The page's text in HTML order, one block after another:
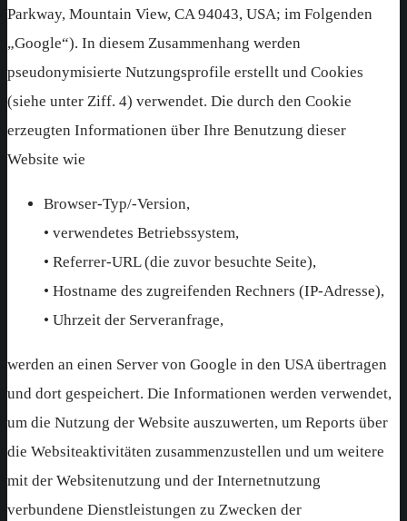
Parkway, Mountain View, CA 94043, USA; im Folgenden
„Google“). In diesem Zusammenhang werden
pseudonymisierte Nutzungsprofile erstellt und Cookies
(siehe unter Ziff. 4) verwendet. Die durch den Cookie
erzeugten Informationen über Ihre Benutzung dieser
Website wie
Browser-Typ/-Version,
• verwendetes Betriebssystem,
• Referrer-URL (die zuvor besuchte Seite),
• Hostname des zugreifenden Rechners (IP-Adresse),
• Uhrzeit der Serveranfrage,
werden an einen Server von Google in den USA übertragen
und dort gespeichert. Die Informationen werden verwendet,
um die Nutzung der Website auszuwerten, um Reports über
die Websiteaktivitäten zusammenzustellen und um weitere
mit der Websitenutzung und der Internetnutzung
verbundene Dienstleistungen zu Zwecken der